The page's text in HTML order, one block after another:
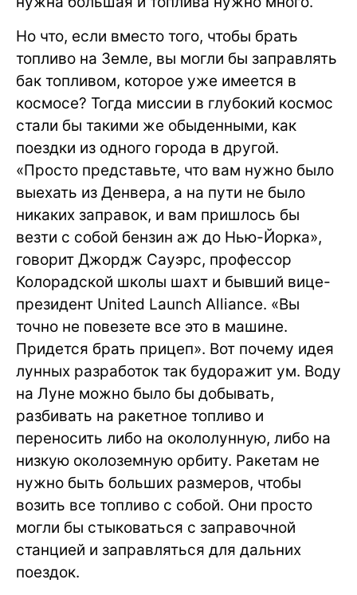
Но что, если вместо того, чтобы брать
топливо на Земле, вы могли бы заправлять
бак топливом, которое уже имеется в
космосе? Тогда миссии в глубокий космос
стали бы такими же обыденными, как
поездки из одного города в другой.
«Просто представьте, что вам нужно было
выехать из Денвера, а на пути не было
никаких заправок, и вам пришлось бы
везти с собой бензин аж до Нью-Йорка»,
говорит Джордж Сауэрс, профессор
Колорадской школы шахт и бывший вице-
президент United Launch Alliance. «Вы
точно не повезете все это в машине.
Придется брать прицеп». Вот почему идея
лунных разработок так будоражит ум. Воду
на Луне можно было бы добывать,
разбивать на ракетное топливо и
переносить либо на окололунную, либо на
низкую околоземную орбиту. Ракетам не
нужно быть больших размеров, чтобы
возить все топливо с собой. Они просто
могли бы стыковаться с заправочной
станцией и заправляться для дальних
поездок.